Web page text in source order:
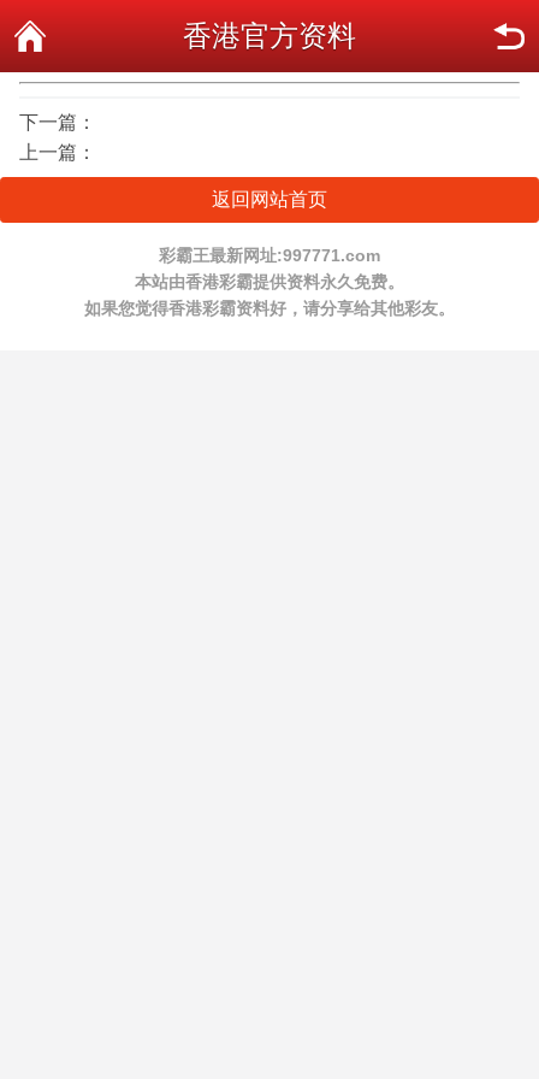
香港官方资料
下一篇：
上一篇：
返回网站首页
彩霸王最新网址:997771.com
本站由香港彩霸提供资料永久免费。
如果您觉得香港彩霸资料好，请分享给其他彩友。